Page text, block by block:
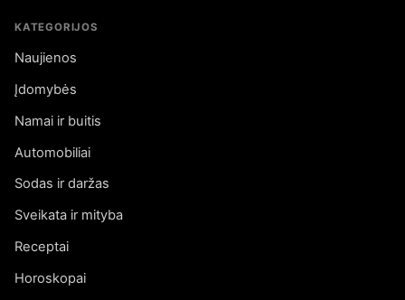
KATEGORIJOS
Naujienos
Įdomybės
Namai ir buitis
Automobiliai
Sodas ir daržas
Sveikata ir mityba
Receptai
Horoskopai